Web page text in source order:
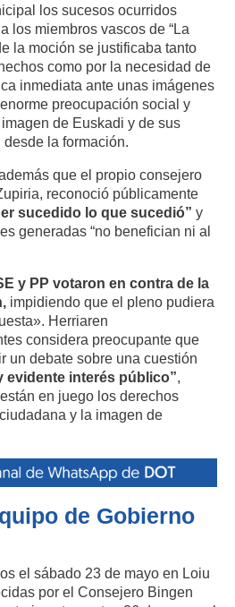
los sucesos ocurridos
los miembros vascos de “La
la moción se justificaba tanto
como por la necesidad de
inmediata ante unas imágenes
preocupación social y
de Euskadi y de sus
la formación.
que el propio consejero
reconoció públicamente
sucedido lo que sucedió” y
generadas “no benefician ni al
y PP votaron en contra de la
impidiendo que el pleno pudiera
Herriaren
considera preocupante que
un debate sobre una cuestión
evidente interés público”,
en juego los derechos
y la imagen de
de Gobierno
el sábado 23 de mayo en Loiu
por el Consejero Bingen